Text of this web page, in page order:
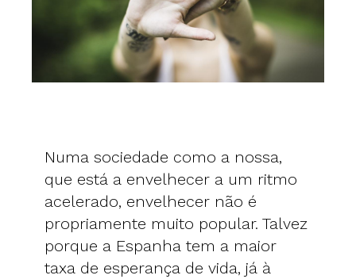
Numa sociedade como a nossa,
que está a envelhecer a um ritmo
acelerado, envelhecer não é
propriamente muito popular. Talvez
porque a Espanha tem a maior
taxa de esperança de vida, já à